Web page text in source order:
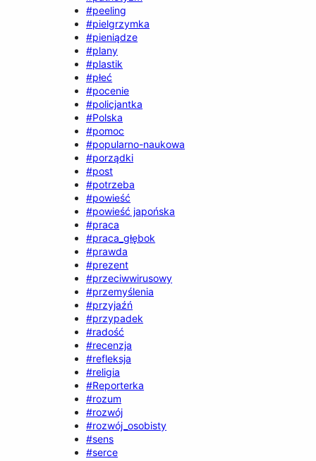
#peeling
#pielgrzymka
#pieniądze
#plany
#plastik
#płeć
#pocenie
#policjantka
#Polska
#pomoc
#popularno-naukowa
#porządki
#post
#potrzeba
#powieść
#powieść japońska
#praca
#praca_głębok
#prawda
#prezent
#przeciwwirusowy
#przemyślenia
#przyjaźń
#przypadek
#radość
#recenzja
#refleksja
#religia
#Reporterka
#rozum
#rozwój
#rozwój_osobisty
#sens
#serce